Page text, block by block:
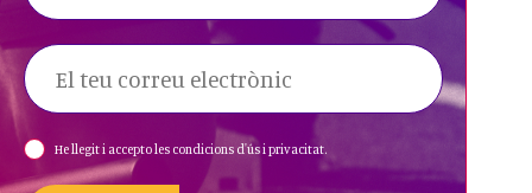
He llegit i accepto les condicions d'ús i privacitat.